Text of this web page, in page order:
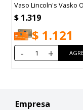
Oliva Vaso
-
Empresa